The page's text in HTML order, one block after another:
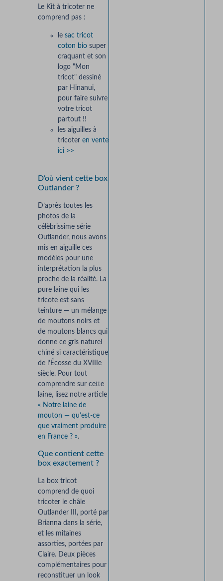
Le Kit à tricoter ne
comprend pas :
le sac tricot
coton biosuper
craquant et son
logo "Mon
tricot" dessiné
par Hinanui,
pour faire suivre
votre tricot
partout !!
les aiguilles à
tricoter en vente
ici >>
D’où vient cette box
Outlander ?
D’après toutes les
photos de la
célèbrissime série
Outlander, nous avons
mis en aiguille ces
modèles pour une
interprétation la plus
proche de la réalité. La
pure laine qui les
tricote est sans
teinture — un mélange
de moutons noirs et
de moutons blancs qui
donne ce gris naturel
chiné si caractéristique
de l’Écosse du XVIIIe
siècle. Pour tout
comprendre sur cette
laine, lisez notre article
« Notre laine de
mouton — qu’est-ce
que vraiment produire
en France ? ».
Que contient cette
box exactement ?
La box tricot
comprend de quoi
tricoter le châle
Outlander III, porté par
Brianna dans la série,
et les mitaines
assorties, portées par
Claire. Deux pièces
complémentaires pour
reconstituer un look